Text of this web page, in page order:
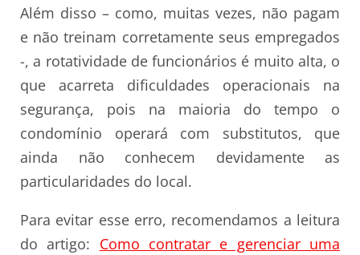
Além disso – como, muitas vezes, não pagam
e não treinam corretamente seus empregados
-, a rotatividade de funcionários é muito alta, o
que acarreta dificuldades operacionais na
segurança, pois na maioria do tempo o
condomínio operará com substitutos, que
ainda não conhecem devidamente as
particularidades do local.
Para evitar esse erro, recomendamos a leitura
do artigo: Como contratar e gerenciar uma